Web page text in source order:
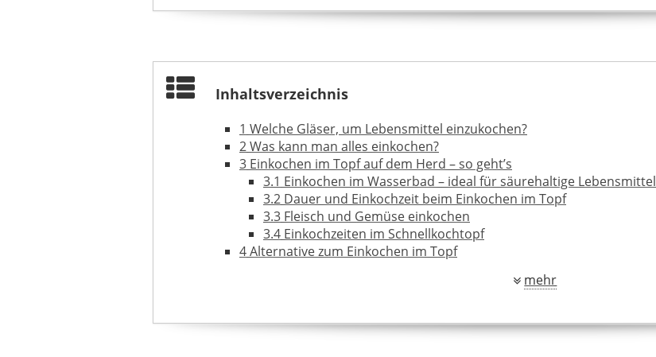
Inhaltsverzeichnis
1 Welche Gläser, um Lebensmittel einzukochen?
2Was kann man alles einkochen?
3 Einkochen im Topf auf dem Herd – so geht’s
3.1 Einkochen im Wasserbad – ideal für säurehaltige Lebensmittel
3.2 Dauer und Einkochzeit beim Einkochen im Topf
3.3 Fleisch und Gemüse einkochen
3.4 Einkochzeiten im Schnellkochtopf
4Alternative zum Einkochen im Topf
mehr